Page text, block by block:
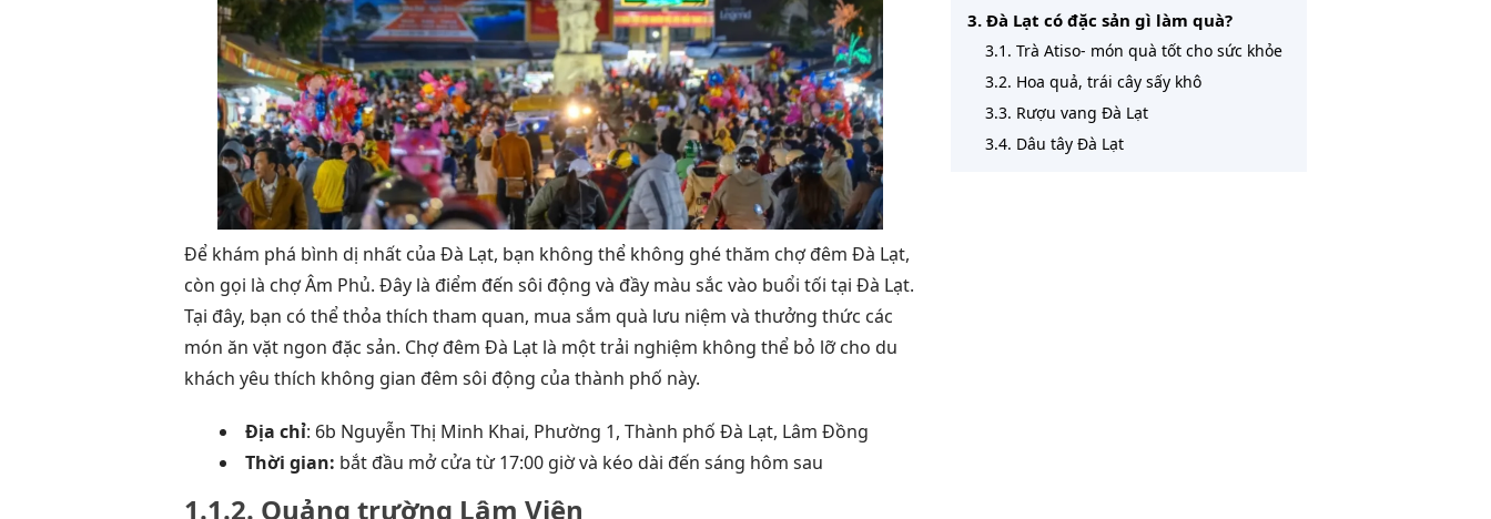
Để khám phá bình dị nhất của Đà Lạt, bạn không thể không ghé thăm chợ đêm Đà Lạt,
còn gọi là chợ Âm Phủ. Đây là điểm đến sôi động và đầy màu sắc vào buổi tối tại Đà Lạt.
Tại đây, bạn có thể thỏa thích tham quan, mua sắm quà lưu niệm và thưởng thức các
món ăn vặt ngon đặc sản. Chợ đêm Đà Lạt là một trải nghiệm không thể bỏ lỡ cho du
khách yêu thích không gian đêm sôi động của thành phố này.
Địa chỉ: 6b Nguyễn Thị Minh Khai, Phường 1, Thành phố Đà Lạt, Lâm Đồng
Thời gian: bắt đầu mở cửa từ 17:00 giờ và kéo dài đến sáng hôm sau
1.1.2. Quảng trường Lâm Viên
3. Đà Lạt có đặc sản gì làm quà?
3.1. Trà Atiso- món quà tốt cho sức khỏe
3.2. Hoa quả, trái cây sấy khô
3.3. Rượu vang Đà Lạt
3.4. Dâu tây Đà Lạt